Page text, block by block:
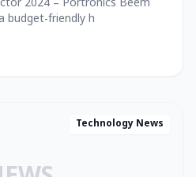
2024 – Portronics Beem
for a budget-friendly h
Technology News